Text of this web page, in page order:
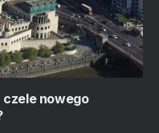
czele nowego